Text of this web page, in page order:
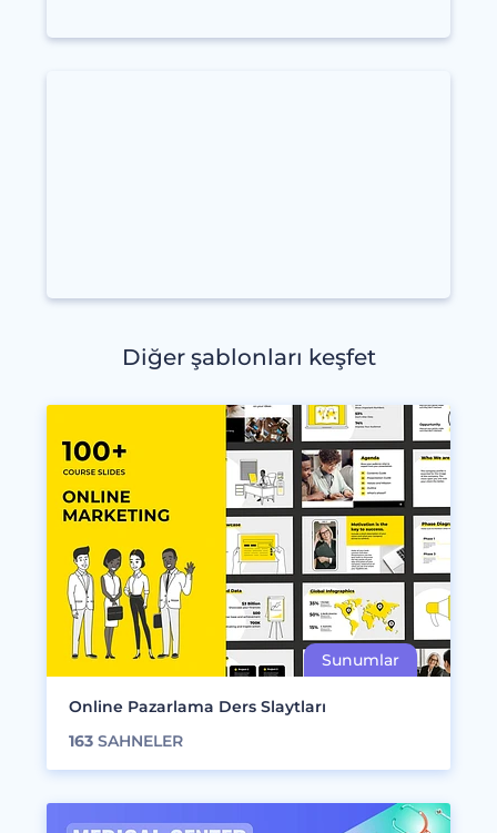
Diğer şablonları keşfet
Online Pazarlama Ders Slaytları
163 SAHNELER